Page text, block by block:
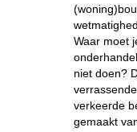
Waar moet
niet doen?
verkeerde
gemaakt